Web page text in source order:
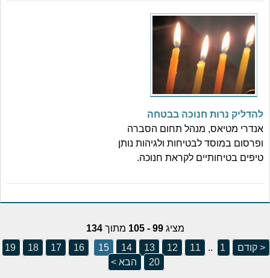
להדליק נרות חנוכה בבטחה
אנדרי מטיאס, מנהל תחום הסברה
ופרסום במוסד לבטיחות ולגיהות נותן
טיפים בטיחותיים לקראת חנוכה.
מציג99 - 105 מתוך134
< קודם
1
..
11
12
13
14
15
16
17
18
19
20
הבא >